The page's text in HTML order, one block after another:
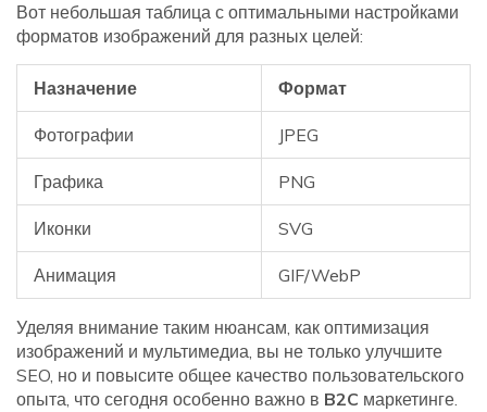
Вот небольшая таблица с оптимальными настройками
форматов изображений для разных целей:
Назначение Формат
Фотографии JPEG
Графика PNG
Иконки SVG
Анимация GIF/WebP
Уделяя внимание таким нюансам, как оптимизация
изображений и мультимедиа, вы не только улучшите
SEO, но и повысите общее качество пользовательского
опыта, что сегодня особенно важно в B2C маркетинге.